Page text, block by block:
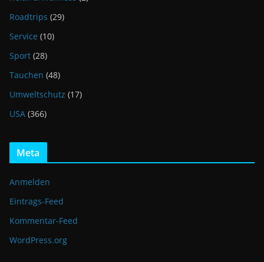
Roadtrips (29)
Service (10)
Sport (28)
Tauchen (48)
Umweltschutz (17)
USA (366)
Meta
Anmelden
Eintrags-Feed
Kommentar-Feed
WordPress.org